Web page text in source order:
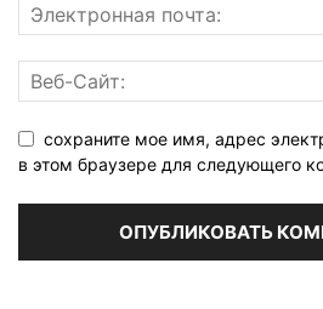
сохраните мое имя, адрес
в этом браузере для следующего